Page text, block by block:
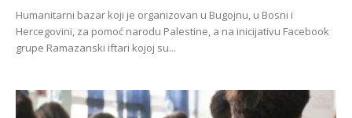
Humanitarni bazar koji je organizovan u Bugojnu, u Bosni i
Hercegovini, za pomoć narodu Palestine, a na inicijativu Facebook
grupe Ramazanski iftari kojoj su...